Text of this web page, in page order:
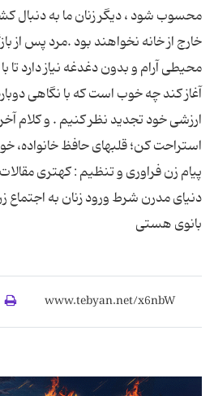
محسوب شود ، دیگر زنان ما به دنبال
خارج از خانه نخواهند بود .مرد پس از
محیطی آرام و بدون دغدغه نیاز دارد تا
آغاز کند چه خوب است که با نگاهی
ارزشی خود تجدید نظر کنیم . و کلام
استراحت كن؛ قلب‏هاى حافظ
پیام زن فراوری و تنظیم : کهتری مقالات
دنیای مدرن شرط ورود زنان به اجتماع
بانوی هستی